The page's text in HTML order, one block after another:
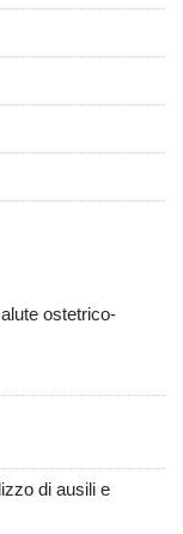
ostetrico-
di ausili e